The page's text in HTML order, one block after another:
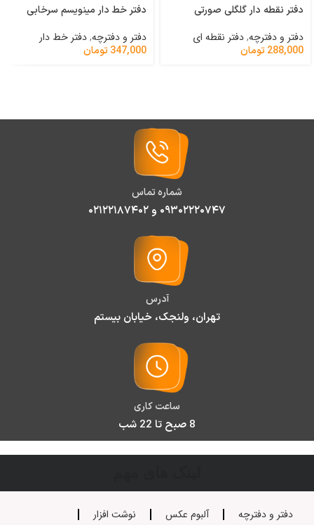
دفتر نقطه دار گلگلی صورتی
دفتر و دفترچه,دفتر نقطه ای
288,000تومان
دفتر خط دار مینویسم سرخابی
دفتر و دفترچه,دفتر خط دار
347,000تومان
شماره تماس
۰۹۳۰۲۲۲۰۷۴۷ و ۰۲۱۲۲۱۸۷۴۰۲
آدرس
تهران، ولنجک، خیابان بیستم
ساعت کاری
8 صبح تا 22 شب
دفتر و دفترچه آلبوم عکس نوشت افزار